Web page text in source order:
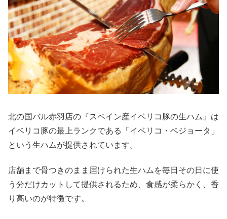
北の国バル赤羽店の『スペイン産イベリコ豚の生ハム』は
イベリコ豚の最上ランクである「イベリコ・ベジョータ」
という生ハムが提供されています。
店舗まで骨つきのまま届けられた生ハムを毎日その日に使
う分だけカットして提供されるため、食感が柔らかく、香
り高いのが特徴です。